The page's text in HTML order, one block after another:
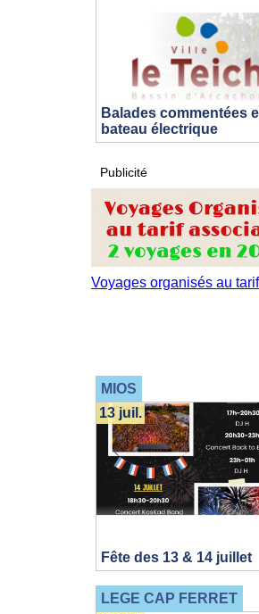
Balades commentées
bateau électrique
Publicité
MIOS
Fête des 13 & 14 juillet
13 juil.
LEGE CAP FERRET